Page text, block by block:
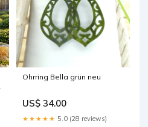
Ohrring Bella grün neu
US$ 34.00
★★★★★ 5.0 (28 reviews)